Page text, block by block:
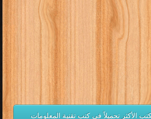
كتب في كتب الوسائط المتعددة مجانا
[ 69 كتاب/كتب ]
إعلان: